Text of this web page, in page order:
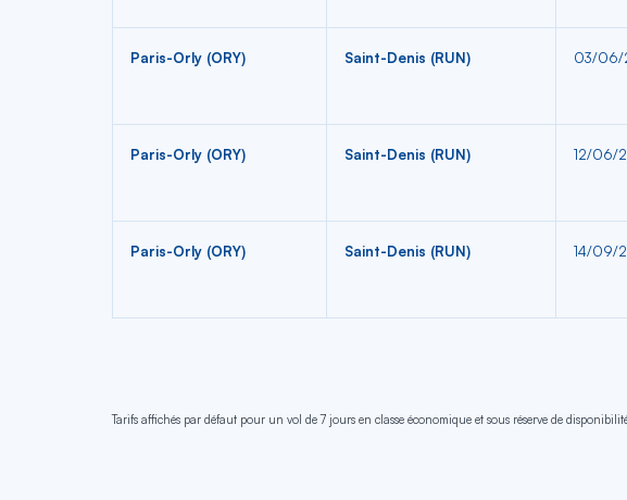
Paris-Orly (ORY) Saint-Denis (RUN) 03/06/
Paris-Orly (ORY) Saint-Denis (RUN) 12/06/
Paris-Orly (ORY) Saint-Denis (RUN) 14/09/
Tarifs affichés par défaut pour un vol de 7 jours en classe économique et sous réserve de